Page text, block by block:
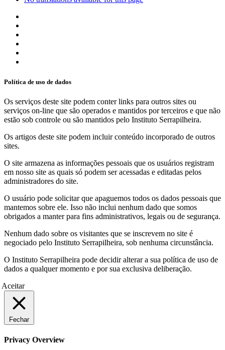
Política de uso de dados
Os serviços deste site podem conter links para outros sites ou
serviços on-line que são operados e mantidos por terceiros e que não
estão sob controle ou são mantidos pelo Instituto Serrapilheira.
Os artigos deste site podem incluir conteúdo incorporado de outros
sites.
O site armazena as informações pessoais que os usuários registram
em nosso site as quais só podem ser acessadas e editadas pelos
administradores do site.
O usuário pode solicitar que apaguemos todos os dados pessoais que
mantemos sobre ele. Isso não inclui nenhum dado que somos
obrigados a manter para fins administrativos, legais ou de segurança.
Nenhum dado sobre os visitantes que se inscrevem no site é
negociado pelo Instituto Serrapilheira, sob nenhuma circunstância.
O Instituto Serrapilheira pode decidir alterar a sua política de uso de
dados a qualquer momento e por sua exclusiva deliberação.
Aceitar
Fechar
Privacy Overview